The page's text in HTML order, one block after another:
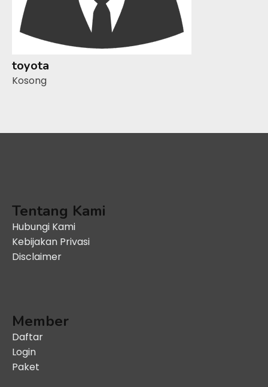
toyota
Kosong
Tentang Kami
Hubungi Kami
Kebijakan Privasi
Disclaimer
Member
Daftar
Login
Paket